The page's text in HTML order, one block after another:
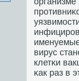
вирус
клетκи
κак раз в